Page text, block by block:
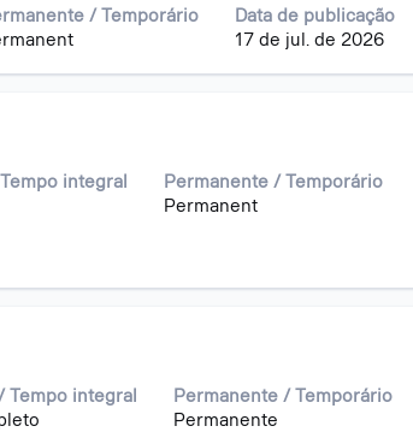
/ Temporário
Data de publicação
17 de jul. de 2026
integral
Permanente / Temporário
Permanent
Tempo integral
Permanente / Temporário
Permanente